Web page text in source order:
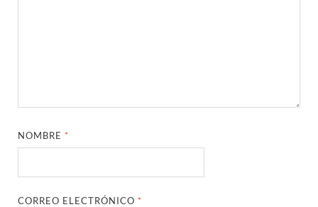
NOMBRE *
CORREO ELECTRÓNICO *